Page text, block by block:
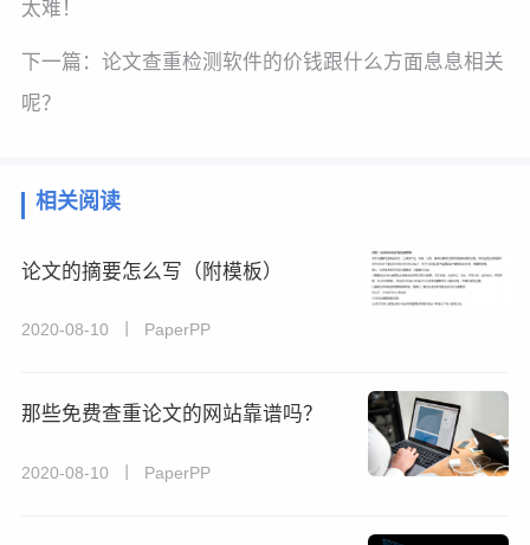
太难！
下一篇： 论文查重检测软件的价钱跟什么方面息息相关
呢？
相关阅读
论文的摘要怎么写（附模板）
2020-08-10 丨 PaperPP
那些免费查重论文的网站靠谱吗？
2020-08-10 丨 PaperPP